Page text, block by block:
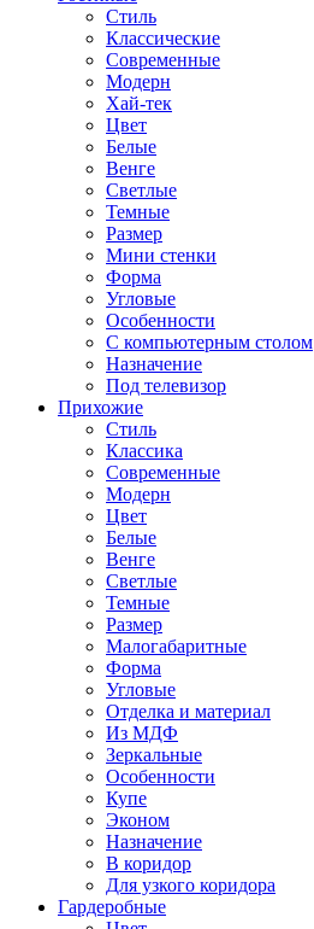
Стиль
Классические
Современные
Модерн
Хай-тек
Цвет
Белые
Венге
Светлые
Темные
Размер
Мини стенки
Форма
Угловые
Особенности
С компьютерным столом
Назначение
Под телевизор
Прихожие
Стиль
Классика
Современные
Модерн
Цвет
Белые
Венге
Светлые
Темные
Размер
Малогабаритные
Форма
Угловые
Отделка и материал
Из МДФ
Зеркальные
Особенности
Купе
Эконом
Назначение
В коридор
Для узкого коридора
Гардеробные